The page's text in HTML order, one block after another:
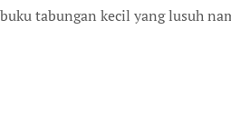
buku tabungan kecil yang lusuh